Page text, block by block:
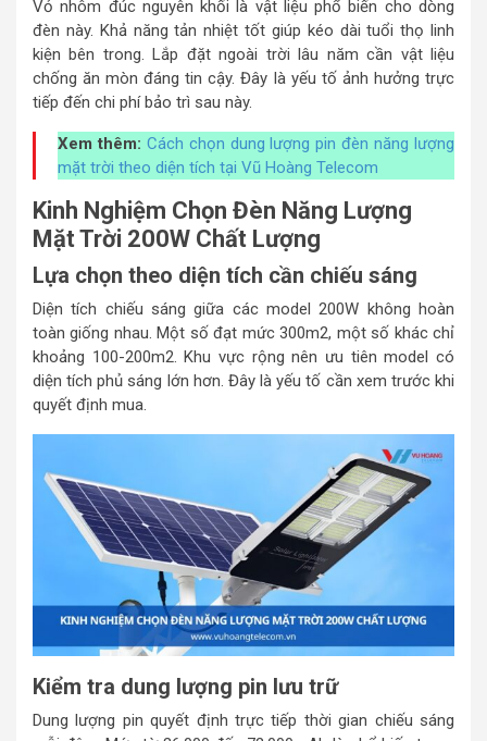
Vỏ nhôm đúc nguyên khối là vật liệu phổ biến cho dòng
đèn này. Khả năng tản nhiệt tốt giúp kéo dài tuổi thọ linh
kiện bên trong. Lắp đặt ngoài trời lâu năm cần vật liệu
chống ăn mòn đáng tin cậy. Đây là yếu tố ảnh hưởng trực
tiếp đến chi phí bảo trì sau này.
Xem thêm: Cách chọn dung lượng pin đèn năng lượng
mặt trời theo diện tích tại Vũ Hoàng Telecom
Kinh Nghiệm Chọn Đèn Năng Lượng
Mặt Trời 200W Chất Lượng
Lựa chọn theo diện tích cần chiếu sáng
Diện tích chiếu sáng giữa các model 200W không hoàn
toàn giống nhau. Một số đạt mức 300m2, một số khác chỉ
khoảng 100-200m2. Khu vực rộng nên ưu tiên model có
diện tích phủ sáng lớn hơn. Đây là yếu tố cần xem trước khi
quyết định mua.
Kiểm tra dung lượng pin lưu trữ
Dung lượng pin quyết định trực tiếp thời gian chiếu sáng